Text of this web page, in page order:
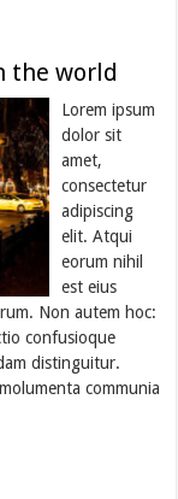
the world
Lorem ipsum
dolor sit
amet,
consectetur
adipiscing
elit. Atqui
eorum nihil
est eius
Non autem hoc:
confusioque
distinguitur.
communia